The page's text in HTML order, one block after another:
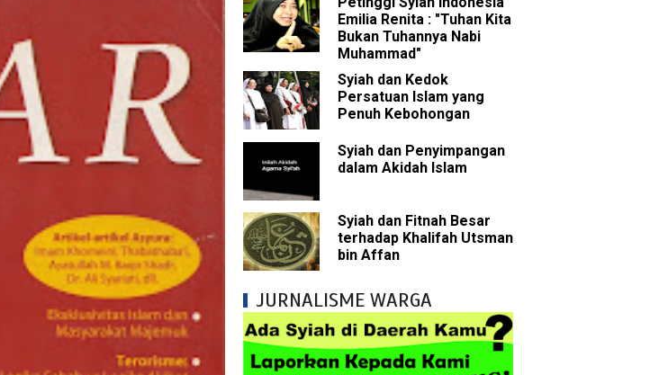
dan Konsep Imamah yang Tidak Masuk Akal dalam Islam
dan Ketidakkonsistenan dalam Konsep Mahdi
dan Kedustaan tentang Hak Kekhalifahan
dan Ketidakbenaran Ajarannya tentang Wilayah Imam
dan Kedustaan tentang Peristiwa Karbala
dan Klaim Palsu tentang Imam Mahdi yang Akan Muncul
Syiah dalam Menjadikan Imam sebagai Perantara kepada Allah
Syiah Menganggap Ulama Sunni sebagai Musuh?
dan Pengingkaran terhadap Keutamaan Para Sahabat
Emilia Renita : "Tuhan Kita
Bukan Tuhannya Nabi
Muhammad"
Syiah dan Kedok
Persatuan Islam yang
Penuh Kebohongan
Syiah dan Penyimpangan
dalam Akidah Islam
Syiah dan Fitnah Besar
terhadap Khalifah Utsman
bin Affan
JURNALISME WARGA